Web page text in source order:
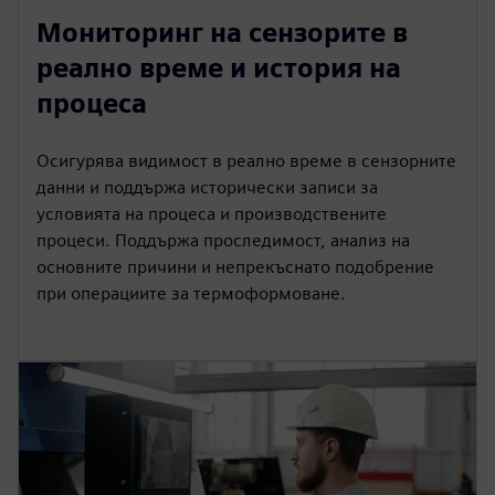
Мониторинг на сензорите в
реално време и история на
процеса
Осигурява видимост в реално време в сензорните
данни и поддържа исторически записи за
условията на процеса и производствените
процеси. Поддържа проследимост, анализ на
основните причини и непрекъснато подобрение
при операциите за термоформоване.